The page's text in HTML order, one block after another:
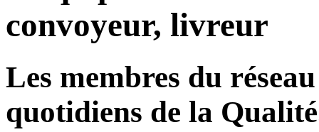
convoyeur, livreur
Les membres du
quotidiens de la